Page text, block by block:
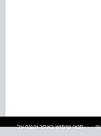
תנאי שימוש באתר והגנה על